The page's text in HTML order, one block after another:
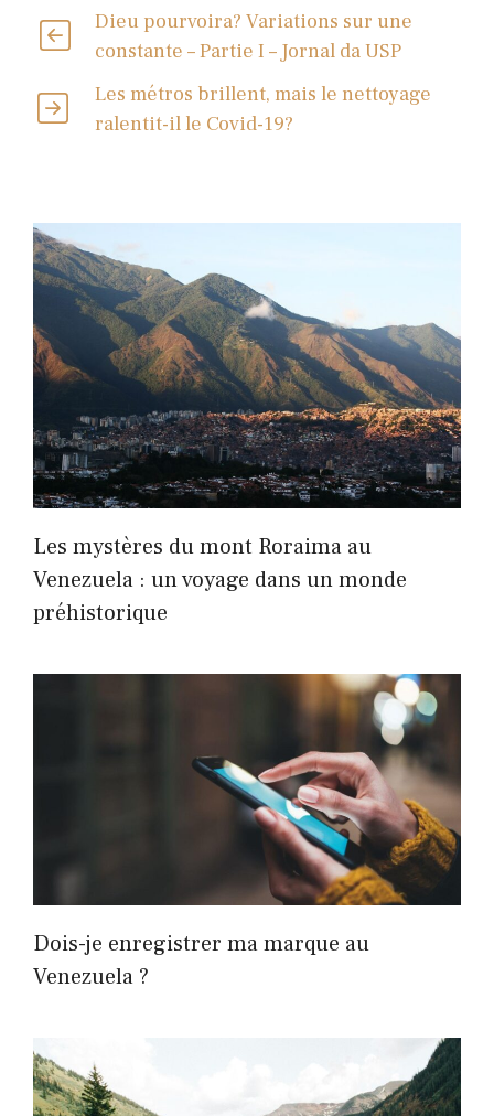
Dieu pourvoira? Variations sur une
constante – Partie I – Jornal da USP
Les métros brillent, mais le nettoyage
ralentit-il le Covid-19?
Les mystères du mont Roraima au
Venezuela : un voyage dans un monde
préhistorique
Dois-je enregistrer ma marque au
Venezuela ?